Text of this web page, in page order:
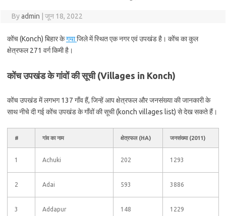
Byadmin जून 18, 2022
कोंच (Konch) बिहार केगयाजिले में स्थित एक नगर एवं उपखंड है। कोंच का कुल
क्षेत्रफल 271 वर्ग किमी है।
कोंच उपखंड के गांवों की सूची (Villages in Konch)
कोंच उपखंड में लगभग 137 गाँव हैं, जिन्हें आप क्षेत्रफल और जनसंख्या की जानकारी के
साथ नीचे दी गई कोंच उपखंड के गाँवों की सूची (konch villages list) से देख सकते हैं।
# गांव का नाम क्षेत्रफल (HA) जनसंख्या (2011)
1 Achuki 202 1293
2 Adai 593 3886
3 Addapur 148 1229